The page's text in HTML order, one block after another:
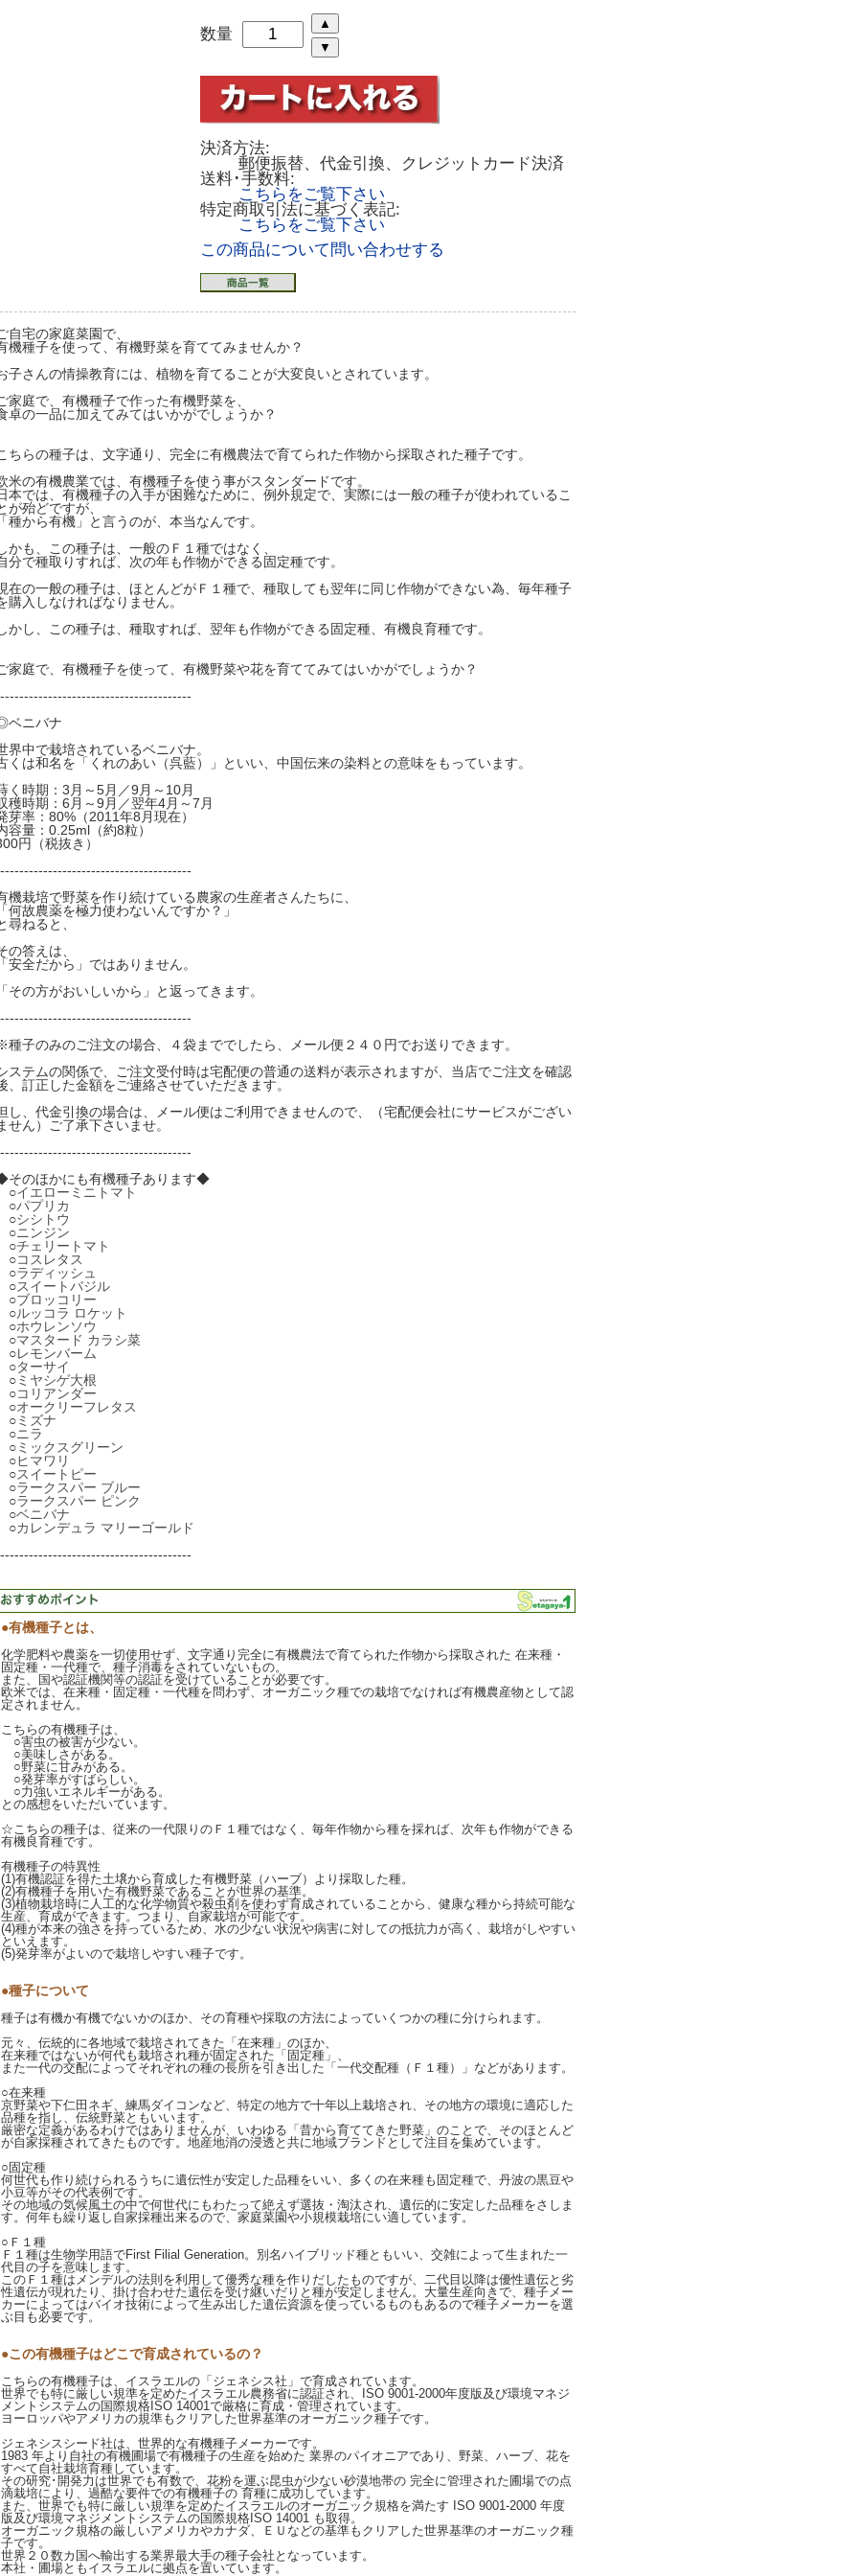
数量
決済方法:
郵便振替、代金引換、クレジットカード決済
送料･手数料:
こちらをご覧下さい
特定商取引法に基づく表記:
こちらをご覧下さい
この商品について問い合わせする
自宅の家庭菜園で、
機種子を使って、有機野菜を育ててみませんか？
子さんの情操教育には、植物を育てることが大変良いとされています。
家庭で、有機種子で作った有機野菜を、
卓の一品に加えてみてはいかがでしょうか？
ちらの種子は、文字通り、完全に有機農法で育てられた作物から採取された種子です。
米の有機農業では、有機種子を使う事がスタンダードです。
本では、有機種子の入手が困難なために、例外規定で、実際には一般の種子が使われているこ
が殆どですが、
種から有機」と言うのが、本当なんです。
かも、この種子は、一般のＦ１種ではなく、
分で種取りすれば、次の年も作物ができる固定種です。
在の一般の種子は、ほとんどがＦ１種で、種取しても翌年に同じ作物ができない為、毎年種子
購入しなければなりません。
かし、この種子は、種取すれば、翌年も作物ができる固定種、有機良育種です。
家庭で、有機種子を使って、有機野菜や花を育ててみてはいかがでしょうか？
ベニバナ
界中で栽培されているベニバナ。
くは和名を「くれのあい（呉藍）」といい、中国伝来の染料との意味をもっています。
く時期：3月～5月／9月～10月
穫時期：6月～9月／翌年4月～7月
芽率：80%（2011年8月現在）
容量：0.25ml（約8粒）
円（税抜き）
機栽培で野菜を作り続けている農家の生産者さんたちに、
何故農薬を極力使わないんですか？」
尋ねると、
の答えは、
安全だから」ではありません。
その方がおいしいから」と返ってきます。
子のみのご注文の場合、４袋まででしたら、メール便２４０円でお送りできます。
ステムの関係で、ご注文受付時は宅配便の普通の送料が表示されますが、当店でご注文を確認
、訂正した金額をご連絡させていただきます。
し、代金引換の場合は、メール便はご利用できませんので、（宅配便会社にサービスがござい
せん）ご了承下さいませ。
そのほかにも有機種子あります◆
イエローミニトマト
パプリカ
シシトウ
ニンジン
チェリートマト
コスレタス
ラディッシュ
スイートバジル
ブロッコリー
ルッコラ ロケット
ホウレンソウ
マスタード カラシ菜
レモンバーム
ターサイ
ミヤシゲ大根
コリアンダー
オークリーフレタス
ミズナ
ニラ
ミックスグリーン
ヒマワリ
スイートピー
ラークスパー ブルー
ラークスパー ピンク
ベニバナ
カレンデュラ マリーゴールド
●有機種子とは、
化学肥料や農薬を一切使用せず、文字通り完全に有機農法で育てられた作物から採取された 在来種・
固定種・一代種で、種子消毒をされていないもの。
また、国や認証機関等の認証を受けていることが必要です。
欧米では、在来種・固定種・一代種を問わず、オーガニック種での栽培でなければ有機農産物として認
定されません。
こちらの有機種子は、
○害虫の被害が少ない。
○美味しさがある。
○野菜に甘みがある。
○発芽率がすばらしい。
○力強いエネルギーがある。
との感想をいただいています。
☆こちらの種子は、従来の一代限りのＦ１種ではなく、毎年作物から種を採れば、次年も作物ができる
有機良育種です。
有機種子の特異性
(1)有機認証を得た土壌から育成した有機野菜（ハーブ）より採取した種。
(2)有機種子を用いた有機野菜であることが世界の基準。
(3)植物栽培時に人工的な化学物質や殺虫剤を使わず育成されていることから、健康な種から持続可能な
生産、育成ができます。つまり、自家栽培が可能です。
(4)種が本来の強さを持っているため、水の少ない状況や病害に対しての抵抗力が高く、栽培がしやすい
といえます。
(5)発芽率がよいので栽培しやすい種子です。
●種子について
種子は有機か有機でないかのほか、その育種や採取の方法によっていくつかの種に分けられます。
元々、伝統的に各地域で栽培されてきた「在来種」のほか、
在来種ではないが何代も栽培され種が固定された「固定種」、
また一代の交配によってそれぞれの種の長所を引き出した「一代交配種（Ｆ１種）」などがあります。
○在来種
京野菜や下仁田ネギ、練馬ダイコンなど、特定の地方で十年以上栽培され、その地方の環境に適応した
品種を指し、伝統野菜ともいいます。
厳密な定義があるわけではありませんが、いわゆる「昔から育ててきた野菜」のことで、そのほとんど
が自家採種されてきたものです。地産地消の浸透と共に地域ブランドとして注目を集めています。
○固定種
何世代も作り続けられるうちに遺伝性が安定した品種をいい、多くの在来種も固定種で、丹波の黒豆や
小豆等がその代表例です。
その地域の気候風土の中で何世代にもわたって絶えず選抜・淘汰され、遺伝的に安定した品種をさしま
す。何年も繰り返し自家採種出来るので、家庭菜園や小規模栽培にい適しています。
○Ｆ１種
Ｆ１種は生物学用語でFirst Filial Generation。別名ハイブリッド種ともいい、交雑によって生まれた一
代目の子を意味します。
このＦ１種はメンデルの法則を利用して優秀な種を作りだしたものですが、二代目以降は優性遺伝と劣
性遺伝が現れたり、掛け合わせた遺伝を受け継いだりと種が安定しません。大量生産向きで、種子メー
カーによってはバイオ技術によって生み出した遺伝資源を使っているものもあるので種子メーカーを選
ぶ目も必要です。
●この有機種子はどこで育成されているの？
こちらの有機種子は、イスラエルの「ジェネシス社」で育成されています。
世界でも特に厳しい規準を定めたイスラエル農務省に認証され、ISO 9001-2000年度版及び環境マネジ
メントシステムの国際規格ISO 14001で厳格に育成・管理されています。
ヨーロッパやアメリカの規準もクリアした世界基準のオーガニック種子です。
ジェネシスシード社は、世界的な有機種子メーカーです。
1983 年より自社の有機圃場で有機種子の生産を始めた 業界のパイオニアであり、野菜、ハーブ、花を
すべて自社栽培育種しています。
その研究･開発力は世界でも有数で、花粉を運ぶ昆虫が少ない砂漠地帯の 完全に管理された圃場での点
滴栽培により、過酷な要件での有機種子の 育種に成功しています。
また、世界でも特に厳しい規準を定めたイスラエルのオーガニック規格を満たす ISO 9001-2000 年度
版及び環境マネジメントシステムの国際規格ISO 14001 も取得。
オーガニック規格の厳しいアメリカやカナダ、ＥＵなどの基準もクリアした世界基準のオーガニック種
子です。
世界２０数カ国へ輸出する業界最大手の種子会社となっています。
本社・圃場ともイスラエルに拠点を置いています。